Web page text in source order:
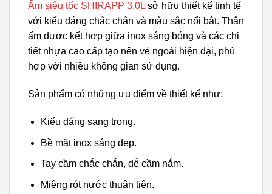
Ấm siêu tốc SHIRAPP 3.0L sở hữu thiết kế tinh tế
với kiểu dáng chắc chắn và màu sắc nổi bật. Thân
ấm được kết hợp giữa inox sáng bóng và các chi
tiết nhựa cao cấp tạo nên vẻ ngoài hiện đại, phù
hợp với nhiều không gian sử dụng.
Sản phẩm có những ưu điểm về thiết kế như:
Kiểu dáng sang trọng.
Bề mặt inox sáng đẹp.
Tay cầm chắc chắn, dễ cầm nắm.
Miệng rót nước thuận tiện.